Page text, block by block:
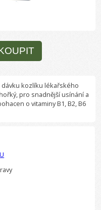
dávku kozlíku lékařského
pro snadnější usínání a
o vitaminy B1, B2, B6